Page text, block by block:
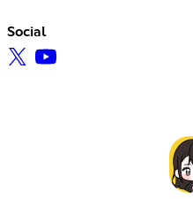
Social